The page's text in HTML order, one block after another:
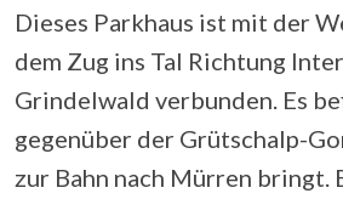
Dieses Parkhaus ist mit der
dem Zug ins Tal Richtung
Grindelwald verbunden. Es
gegenüber der Grütschalp-
zur Bahn nach Mürren bringt.